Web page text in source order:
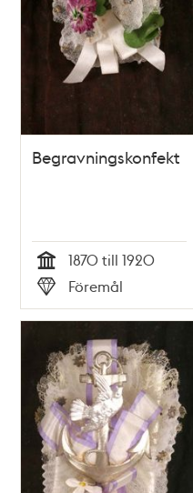
Begravningskonfekt
Tid
1870 till 1920
Typ
Föremål